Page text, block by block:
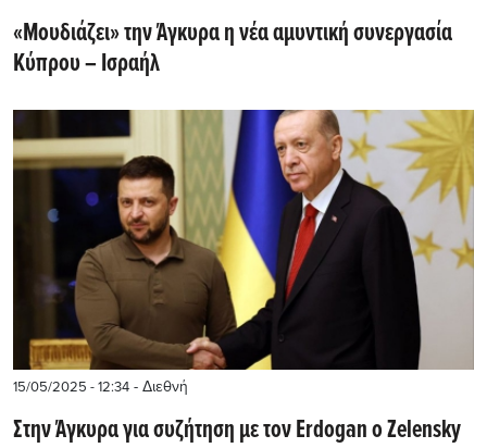
«Μουδιάζει» την Άγκυρα η νέα αμυντική συνεργασία
Κύπρου – Ισραήλ
15/05/2025 - 12:34 - Διεθνή
Στην Άγκυρα για συζήτηση με τον Erdogan ο Zelensky